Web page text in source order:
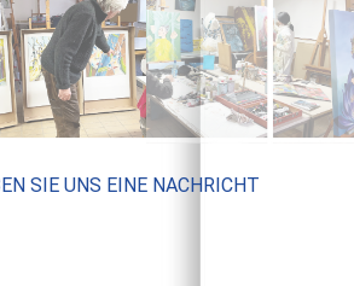
SIE UNS EINE NACHRICHT